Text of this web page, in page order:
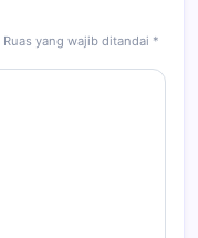
Ruas yang wajib ditandai *